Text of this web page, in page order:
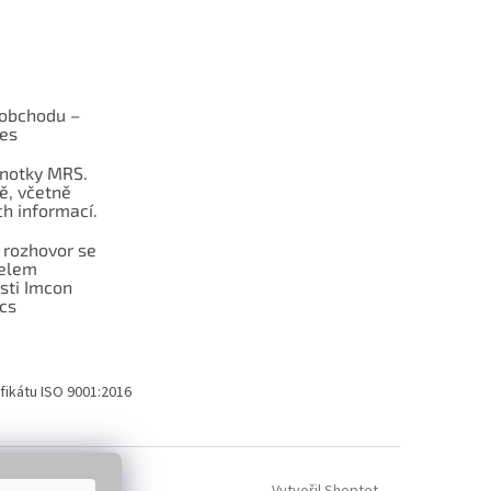
–
MRS.
včetně
informací.
se
Imcon
ISO 9001:2016